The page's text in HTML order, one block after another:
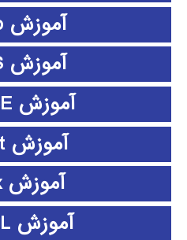
آموزش github
آموزش HFSS
آموزش HSPICE
آموزش L-Edit
آموزش Latex
آموزش LISREL